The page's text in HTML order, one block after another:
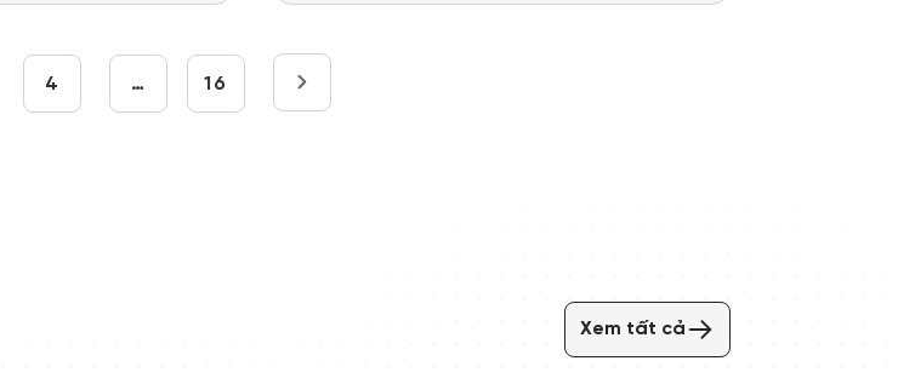
4 … 16
Xem tất cả